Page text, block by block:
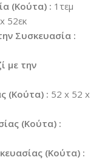
(Κούτα) : 1τεμ
52εκ
Συσκευασία :
με την
(Κούτα) : 52 x 52 x
(Κούτα) :
(Κούτα) :